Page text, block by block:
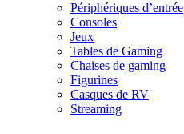
Périphériques d’entrée
Consoles
Jeux
Tables de Gaming
Chaises de gaming
Figurines
Casques de RV
Streaming